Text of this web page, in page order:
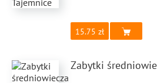
15.75
Zabytki